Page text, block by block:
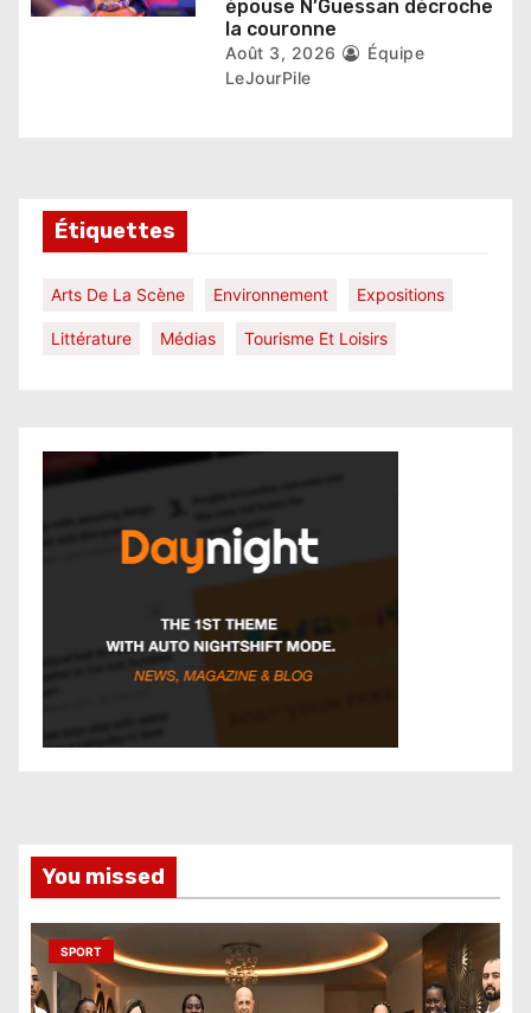
épouse N’Guessan décroche
la couronne
Août 3, 2026
Équipe
LeJourPile
Étiquettes
Arts De La Scène Environnement Expositions
Littérature Médias Tourisme Et Loisirs
You missed
SPORT